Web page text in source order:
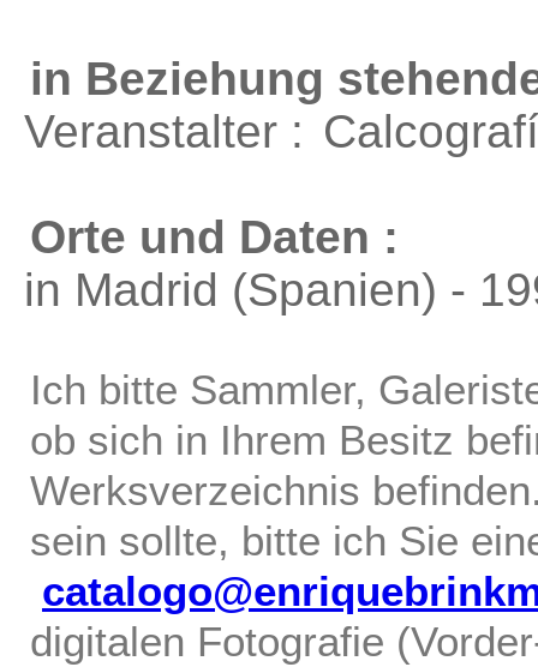
in Beziehung
Veranstalter :
Orte und Daten :
in Madrid (Spanien) -
Ich bitte Sammler,
ob sich in Ihrem Besitz
Werksverzeichnis
sein sollte, bitte ich Sie
digitalen Fotografie